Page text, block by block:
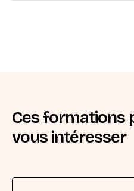
Ces formations
vous intéresser